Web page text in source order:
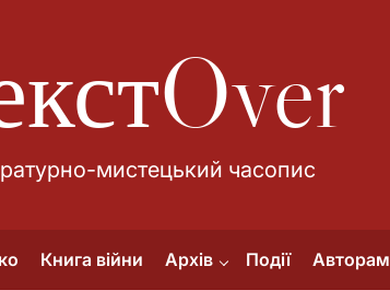
мистецький часопис
Книга війни Архів Події Авторам